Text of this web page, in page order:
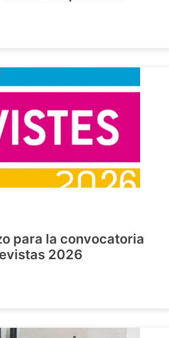
para la convocatoria
2026